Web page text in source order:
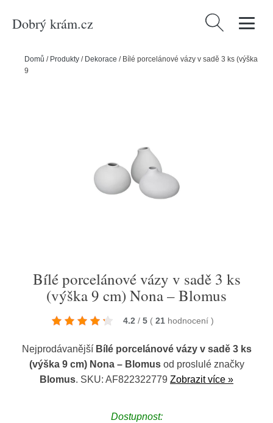
Dobrý krám.cz Vyhledávání
Domů / Produkty / Dekorace / Bílé porcelánové vázy v sadě 3 ks (výška
9 cm) Nona – Blomus
Bílé porcelánové vázy v sadě 3 ks
(výška 9 cm) Nona – Blomus
4.2 / 5 ( 21 hodnocení )
Nejprodávanější Bílé porcelánové vázy v sadě 3 ks
(výška 9 cm) Nona – Blomusod proslulé značky
Blomus. SKU: AF822322779 Zobrazit více »
Dostupnost: